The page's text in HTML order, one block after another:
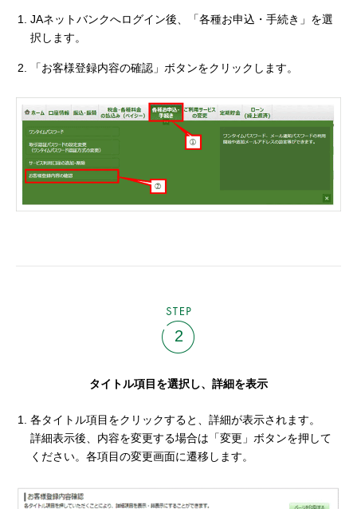
JAネットバンクへログイン後、「各種お申込・手続き」を選
択します。
「お客様登録内容の確認」ボタンをクリックします。
2
タイトル項目を選択し、詳細を表示
各タイトル項目をクリックすると、詳細が表示されます。
詳細表示後、内容を変更する場合は「変更」ボタンを押して
ください。各項目の変更画面に遷移します。